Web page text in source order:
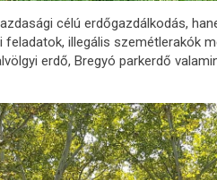
célú erdőgazdálkodás,
illegális szemétlerakók
erdő, Bregyó parkerdő